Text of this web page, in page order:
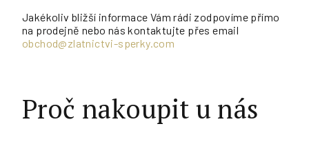
Jakékoliv bližší informace Vám rádi zodpovíme přímo
na prodejně nebo nás kontaktujte přes email
obchod@zlatnictvi-sperky.com
Proč nakoupit u nás